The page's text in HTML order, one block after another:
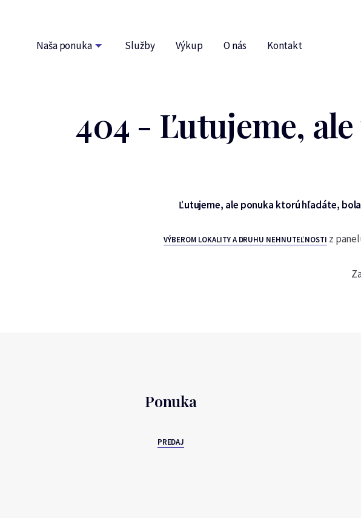
Naša ponuka Služby Výkup O nás Kontakt
404 - Ľutujeme,
Ľutujeme, ale ponuka ktorú hľadáte,
VÝBEROM LOKALITY A DRUHU NEHNUTEĽNOSTI z
Ponuka
PREDAJ